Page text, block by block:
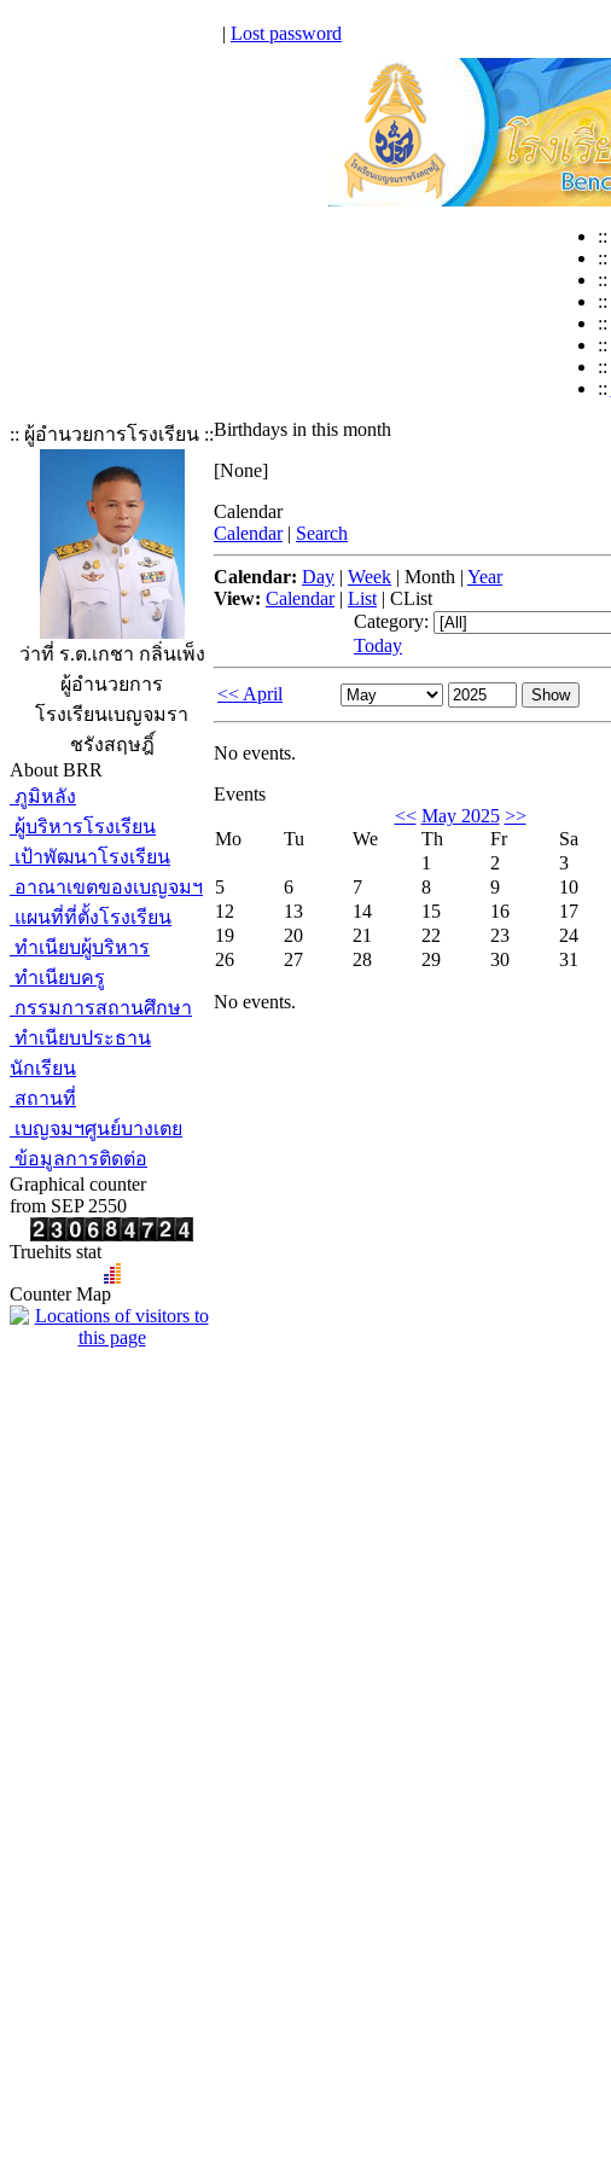
| Lost password
::
::
::
::
::
::
::
::
:: ผู้อำนวยการโรงเรียน ::
ว่าที่ ร.ต.เกชา กลิ่นเพ็ง
ผู้อำนวยการ
โรงเรียนเบญจมรา
ชรังสฤษฎิ์
About BRR
ภูมิหลัง
ผู้บริหารโรงเรียน
เป้าพัฒนาโรงเรียน
อาณาเขตของเบญจมฯ
แผนที่ที่ตั้งโรงเรียน
ทำเนียบผู้บริหาร
ทำเนียบครู
กรรมการสถานศึกษา
ทำเนียบประธาน
นักเรียน
สถานที่
เบญจมฯศูนย์บางเตย
ข้อมูลการติดต่อ
Graphical counter
from SEP 2550
Truehits stat
Counter Map
Birthdays in this month
[None]
Calendar
Calendar | Search
Calendar: Day | Week | Month | Year
View: Calendar| List | CList
Category:
Today
<< April
No events.
Events
<< May 2025 >>
Mo
Tu We Th Fr Sa
1
2 3
5
6 7 8 9 10
12
13 14 15 16 17
19
20 21 22 23 24
26
27 28 29 30 31
No events.